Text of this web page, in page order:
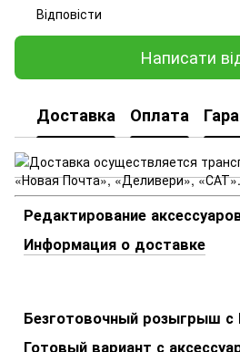
Відповісти
Написати
Доставка Оплата
Редактирование
Информация о доставке
Безготовочный розыгрыш
Готовый вариант с